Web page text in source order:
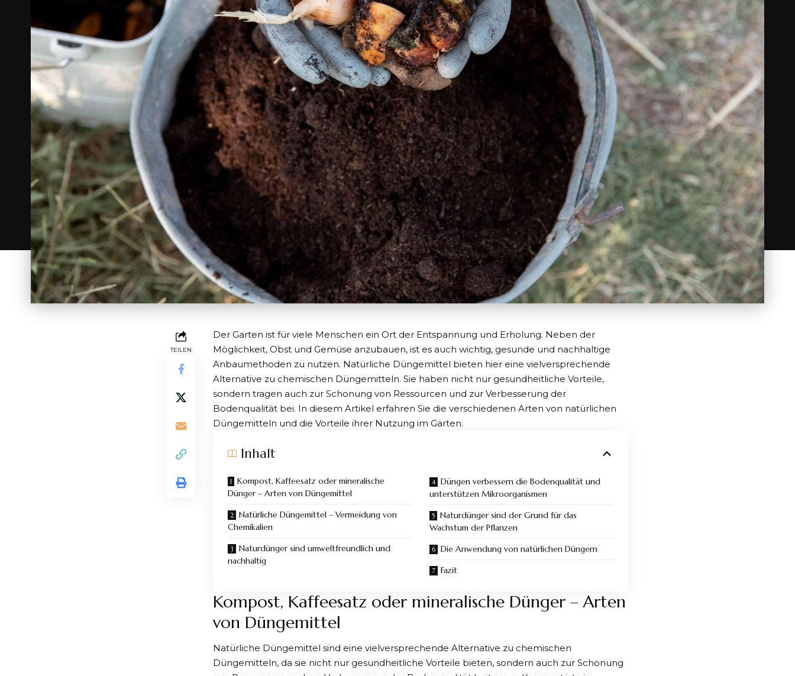
TEILEN
Der Garten ist für viele Menschen ein Ort der Entspannung und Erholung. Neben der
Möglichkeit, Obst und Gemüse anzubauen, ist es auch wichtig, gesunde und nachhaltige
Anbaumethoden zu nutzen. Natürliche Düngemittel bieten hier eine vielversprechende
Alternative zu chemischen Düngemitteln. Sie haben nicht nur gesundheitliche Vorteile,
sondern tragen auch zur Schonung von Ressourcen und zur Verbesserung der
Bodenqualität bei. In diesem Artikel erfahren Sie die verschiedenen Arten von natürlichen
Düngemitteln und die Vorteile ihrer Nutzung im Garten.
Inhalt
Kompost, Kaffeesatz oder mineralische
Dünger – Arten von Düngemittel
Natürliche Düngemittel – Vermeidung von
Chemikalien
Naturdünger sind umweltfreundlich und
nachhaltig
Düngen verbessern die Bodenqualität und
unterstützen Mikroorganismen
Naturdünger sind der Grund für das
Wachstum der Pflanzen
Die Anwendung von natürlichen Düngern
Fazit
Kompost, Kaffeesatz oder mineralische Dünger – Arten
von Düngemittel
Natürliche Düngemittel sind eine vielversprechende Alternative zu chemischen
Düngemitteln, da sie nicht nur gesundheitliche Vorteile bieten, sondern auch zur Schonung